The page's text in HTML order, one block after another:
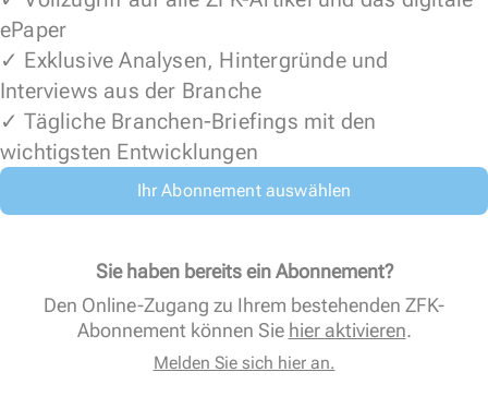
ePaper
✓ Exklusive Analysen, Hintergründe und
Interviews aus der Branche
✓ Tägliche Branchen-Briefings mit den
wichtigsten Entwicklungen
Ihr Abonnement auswählen
Sie haben bereits ein Abonnement?
Den Online-Zugang zu Ihrem bestehenden ZFK-
Abonnement können Sie hier aktivieren.
Melden Sie sich hier an.